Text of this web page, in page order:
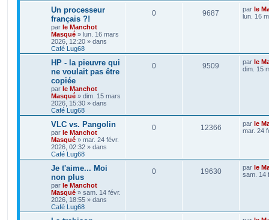
Un processeur
français ?!
par le Manchot
Masqué » lun. 16 mars
2026, 12:20 » dans
Café Lug68
0 9687 par le
lun. 16
HP - la pieuvre qui
ne voulait pas être
copiée
par le Manchot
Masqué » dim. 15 mars
2026, 15:30 » dans
Café Lug68
0 9509 par le
dim. 15
VLC vs. Pangolin
par le Manchot
Masqué » mar. 24 févr.
2026, 02:32 » dans
Café Lug68
0 12366 par le
mar. 24
Je t'aime... Moi
non plus
par le Manchot
Masqué » sam. 14 févr.
2026, 18:55 » dans
Café Lug68
0 19630 par le
sam. 14